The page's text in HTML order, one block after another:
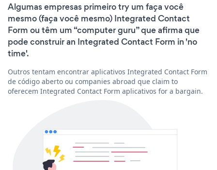
Algumas empresas primeiro try um faça você
mesmo (faça você mesmo) Integrated Contact
Form ou têm um “computer guru” que afirma que
pode construir an Integrated Contact Form in 'no
time'.
Outros tentam encontrar aplicativos Integrated Contact Form
de código aberto ou companies abroad que claim to
oferecem Integrated Contact Form aplicativos for a bargain.